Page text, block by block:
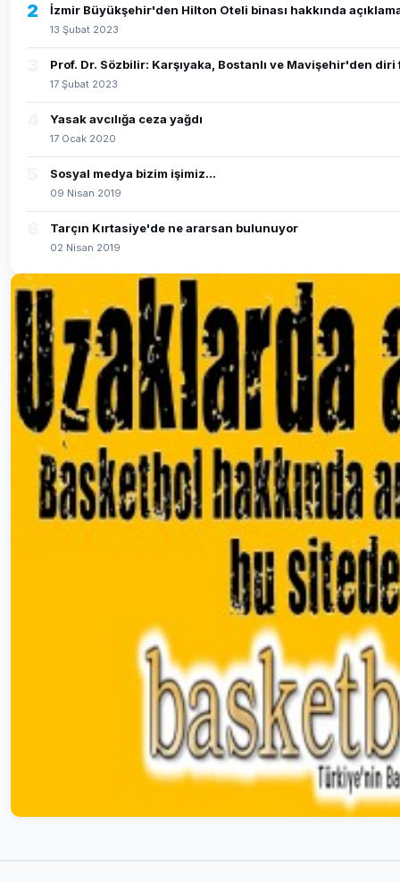
2 İzmir Büyükşehir'den Hilton Oteli binası hakkında
13 Şubat 2023
Prof. Dr. Sözbilir: Karşıyaka, Bostanlı ve Mavişehir'den
17 Şubat 2023
Yasak avcılığa ceza yağdı
17 Ocak 2020
Sosyal medya bizim işimiz...
09 Nisan 2019
Tarçın Kırtasiye'de ne ararsan bulunuyor
02 Nisan 2019